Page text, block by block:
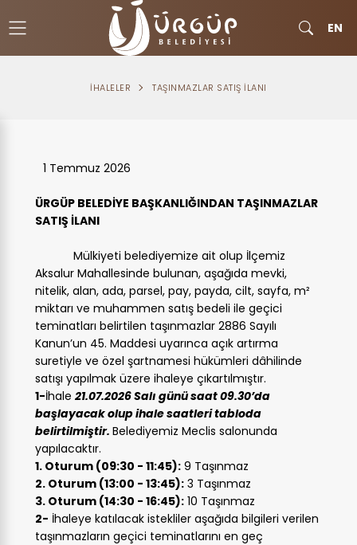
EN
İHALELER TAŞINMAZLAR SATIŞ İLANI
1 Temmuz 2026
ÜRGÜP BELEDİYE BAŞKANLIĞINDAN TAŞINMAZLAR
SATIŞ İLANI
Mülkiyeti belediyemize ait olup İlçemiz
Aksalur Mahallesinde bulunan, aşağıda mevki,
nitelik, alan, ada, parsel, pay, payda, cilt, sayfa, m²
miktarı ve muhammen satış bedeli ile geçici
teminatları belirtilen taşınmazlar 2886 Sayılı
Kanun’un 45. Maddesi uyarınca açık artırma
suretiyle ve özel şartnamesi hükümleri dâhilinde
satışı yapılmak üzere ihaleye çıkartılmıştır.
1-İhale 21.07.2026 Salı günü saat 09.30’da
başlayacak olup ihale saatleri tabloda
belirtilmiştir. Belediyemiz Meclis salonunda
yapılacaktır.
1. Oturum (09:30 - 11:45): 9 Taşınmaz
2. Oturum (13:00 - 13:45): 3 Taşınmaz
3. Oturum (14:30 - 16:45): 10 Taşınmaz
2- İhaleye katılacak istekliler aşağıda bilgileri verilen
taşınmazların geçici teminatlarını en geç